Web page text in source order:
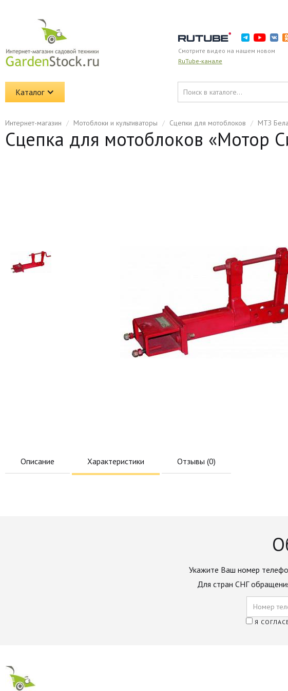
Смотрите видео на нашем новом
RuTube-канале
Каталог
Интернет-магазин / Мотоблоки и культиваторы / Сцепки для мотоблоков / МТЗ
Сцепка для мотоблоков «Мотор
Описание Характеристики Отзывы (0)
Укажите Ваш номер
Для стран СНГ
Я